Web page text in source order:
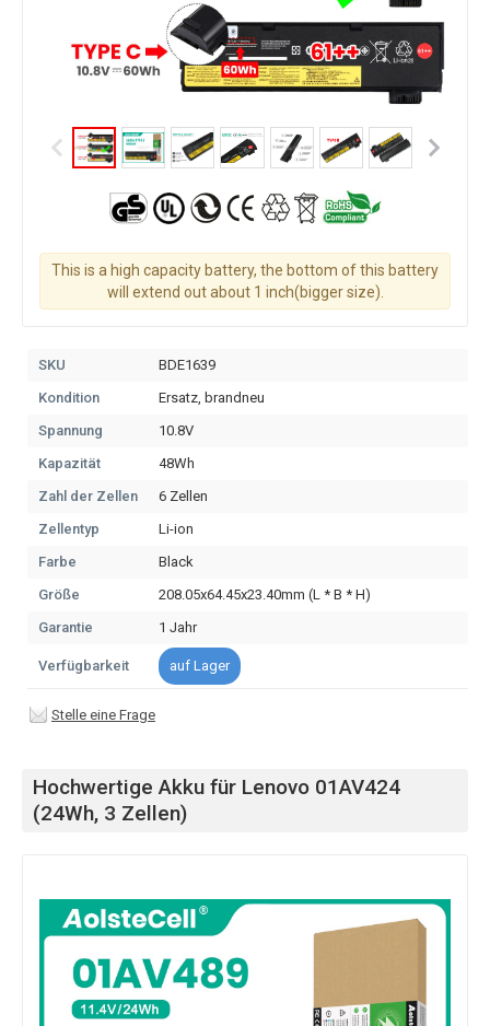
This is a high capacity battery, the bottom of this battery
will extend out about 1 inch(bigger size).
SKU
BDE1639
Kondition
Ersatz, brandneu
Spannung
10.8V
Kapazität
48Wh
Zahl der Zellen
6 Zellen
Zellentyp
Li-ion
Farbe
Black
Größe
208.05x64.45x23.40mm (L * B * H)
Garantie
1 Jahr
Verfügbarkeit auf Lager
Stelle eine Frage
Hochwertige Akku für Lenovo 01AV424
(24Wh, 3 Zellen)